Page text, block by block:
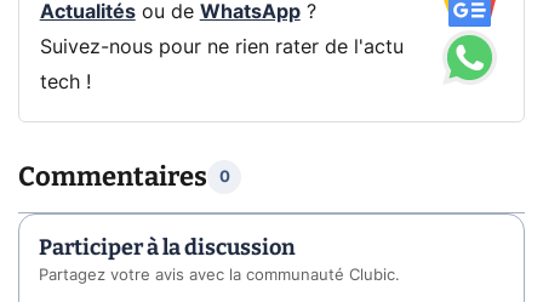
Actualitésou de WhatsApp?
Suivez-nous pour ne rien rater de l'actu
tech !
Commentaires 0
Participer à la discussion
Partagez votre avis avec la communauté Clubic.